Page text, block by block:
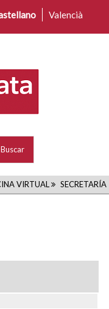
Valencià
VIRTUAL SECRETARÍA